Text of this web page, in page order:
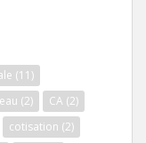
(11)
(2) CA (2)
cotisation (2)